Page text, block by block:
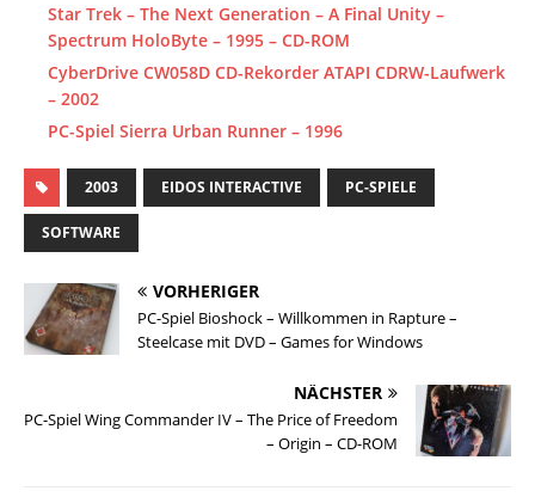
Star Trek – The Next Generation – A Final Unity –
Spectrum HoloByte – 1995 – CD-ROM
CyberDrive CW058D CD-Rekorder ATAPI CDRW-Laufwerk
– 2002
PC-Spiel Sierra Urban Runner – 1996
2003 EIDOS INTERACTIVE PC-SPIELE
SOFTWARE
VORHERIGER
PC-Spiel Bioshock – Willkommen in Rapture –
Steelcase mit DVD – Games for Windows
NÄCHSTER
PC-Spiel Wing Commander IV – The Price of Freedom
– Origin – CD-ROM